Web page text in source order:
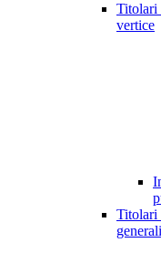
Titolari
vertice
Titolari